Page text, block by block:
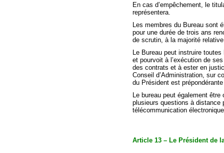
En cas d’empêchement, le
représentera.
Les membres du Bureau sont
pour une durée de trois ans
de scrutin, à la majorité
Le Bureau peut instruire
et pourvoit à l’exécution de
des contrats et à ester en
Conseil d’Administration, sur
du Président est
Le bureau peut également
plusieurs questions à distance
télécommunication
Article 13 – Le Président de